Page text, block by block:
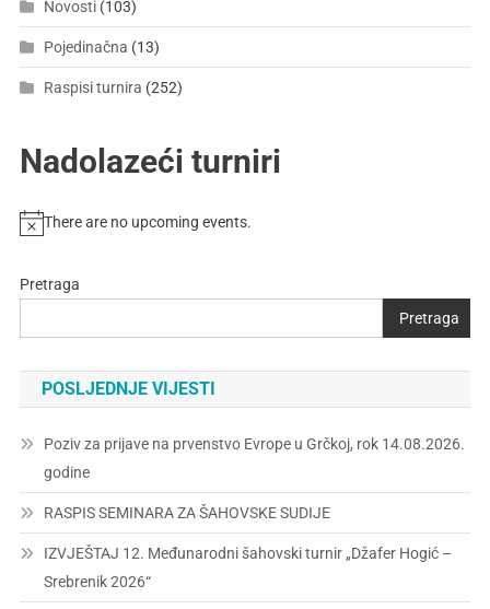
Novosti(103)
Pojedinačna (13)
Raspisi turnira (252)
Nadolazeći turniri
There are no upcoming events.
Pretraga
Pretraga
POSLJEDNJE VIJESTI
Poziv za prijave na prvenstvo Evrope u Grčkoj, rok 14.08.2026.
godine
RASPIS SEMINARA ZA ŠAHOVSKE SUDIJE
IZVJEŠTAJ 12. Međunarodni šahovski turnir „Džafer Hogić –
Srebrenik 2026“